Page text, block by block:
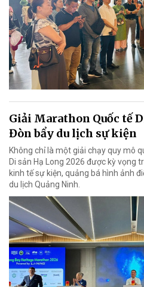
Giải Marathon Quốc tế
Đòn bẩy du lịch sự kiện
Không chỉ là một giải chạy quy mô
Di sản Hạ Long 2026 được kỳ vọng
kinh tế sự kiện, quảng bá hình ảnh
du lịch Quảng Ninh.